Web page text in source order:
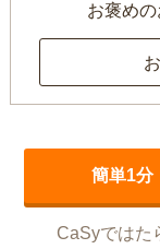
お褒めの
簡単1分
CaSyではた